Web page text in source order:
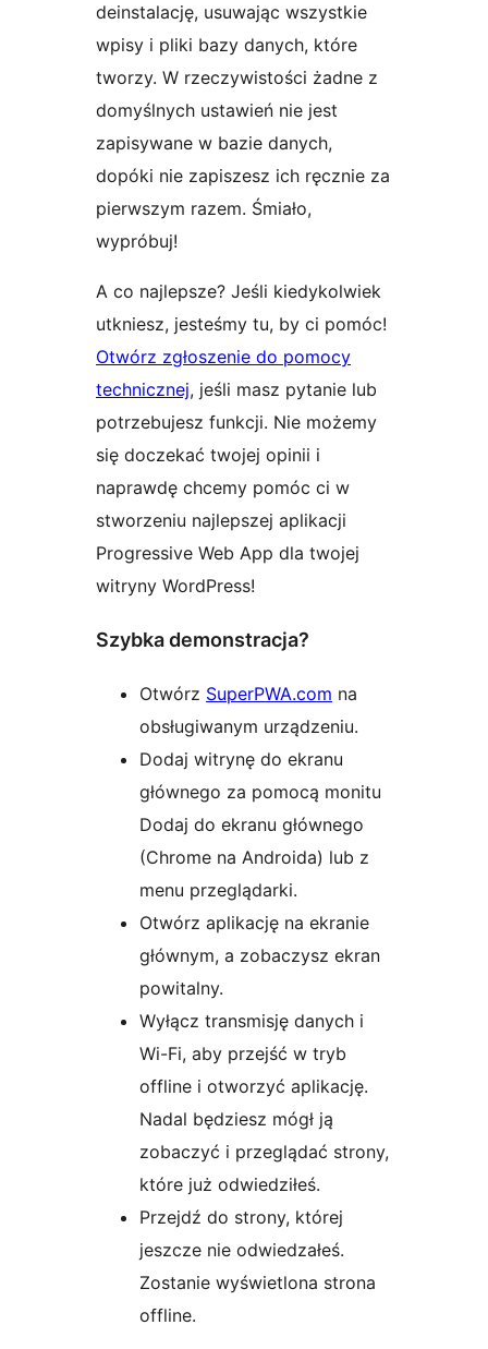
deinstalację, usuwając wszystkie
wpisy i pliki bazy danych, które
tworzy. W rzeczywistości żadne z
domyślnych ustawień nie jest
zapisywane w bazie danych,
dopóki nie zapiszesz ich ręcznie za
pierwszym razem. Śmiało,
wypróbuj!
A co najlepsze? Jeśli kiedykolwiek
utkniesz, jesteśmy tu, by ci pomóc!
Otwórz zgłoszenie do pomocy
technicznej, jeśli masz pytanie lub
potrzebujesz funkcji. Nie możemy
się doczekać twojej opinii i
naprawdę chcemy pomóc ci w
stworzeniu najlepszej aplikacji
Progressive Web App dla twojej
witryny WordPress!
Szybka demonstracja?
Otwórz SuperPWA.com na
obsługiwanym urządzeniu.
Dodaj witrynę do ekranu
głównego za pomocą monitu
Dodaj do ekranu głównego
(Chrome na Androida) lub z
menu przeglądarki.
Otwórz aplikację na ekranie
głównym, a zobaczysz ekran
powitalny.
Wyłącz transmisję danych i
Wi-Fi, aby przejść w tryb
offline i otworzyć aplikację.
Nadal będziesz mógł ją
zobaczyć i przeglądać strony,
które już odwiedziłeś.
Przejdź do strony, której
jeszcze nie odwiedzałeś.
Zostanie wyświetlona strona
offline.